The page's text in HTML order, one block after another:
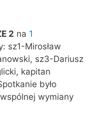
2 na 1
sz1-Mirosław
sz3-Dariusz
kapitan
było
wymiany